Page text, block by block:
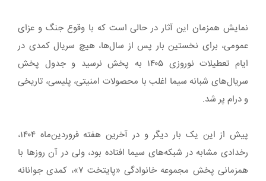
نمایش همزمان این آثار در حالی است که با وقوع جنگ و عزای
عمومی، برای نخستین بار پس از سال‌ها، هیچ سریال کمدی در
ایام تعطیلات نوروزی ۱۴۰۵ به پخش نرسید و جدول پخش
سریال‌های شبانه سیما اغلب با محصولات امنیتی، پلیسی، تاریخی
و درام پر شد.
پیش از این یک بار دیگر و در آخرین هفته فروردین‌ماه ۱۴۰۴،
رخدادی مشابه در شبکه‌های سیما افتاده بود، ولی در آن روزها با
همزمانی پخش مجموعه خانوادگی «پایتخت ۷»، کمدی جوانانه